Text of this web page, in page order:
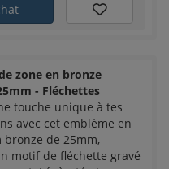
zone en bronze
- Fléchettes
touche unique à tes
avec cet emblème en
de 25mm,
motif de fléchette gravé